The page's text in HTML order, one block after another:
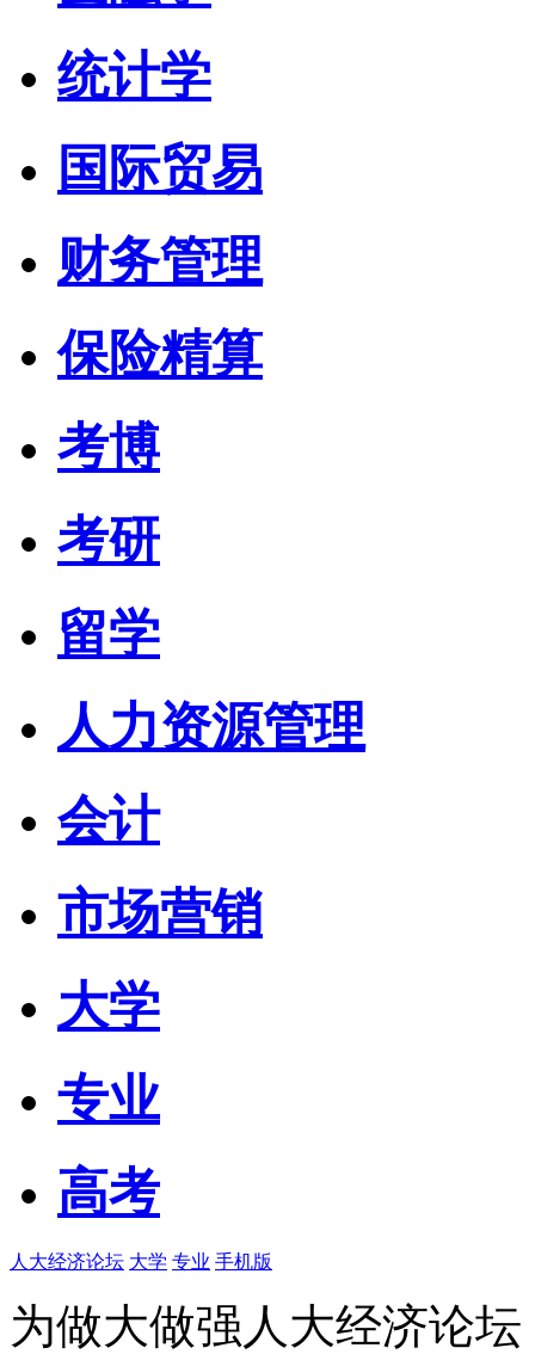
统计学
国际贸易
财务管理
保险精算
考博
考研
留学
人力资源管理
会计
市场营销
大学
专业
高考
人大经济论坛 大学 专业 手机版
为做大做强人大经济论